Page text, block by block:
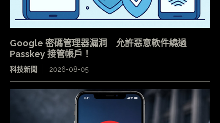
Google 密碼管理器漏洞 允許惡意軟件繞過
Passkey 接管帳戶！
科技新聞 2026-08-05